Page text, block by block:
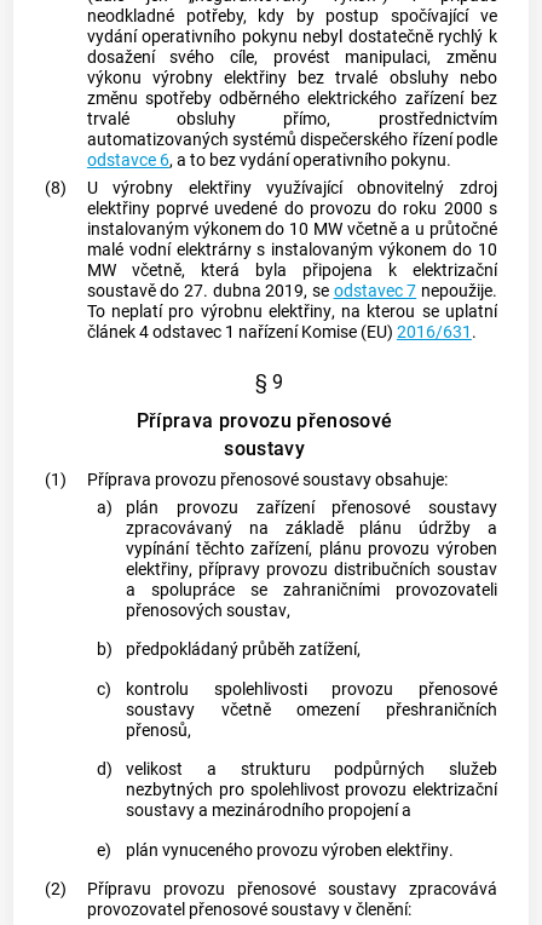
neodkladné potřeby, kdy by postup spočívající ve
vydání operativního pokynu nebyl dostatečně rychlý k
dosažení svého cíle, provést manipulaci, změnu
výkonuvýrobny elektřiny bez trvalé obsluhy nebo
změnu spotřeby odběrného elektrického zařízení bez
trvalé obsluhy přímo, prostřednictvím
automatizovaných systémů dispečerského řízení podle
odstavce 6, a to bez vydání operativního pokynu.
(8)
Uvýrobny elektřinyvyužívající obnovitelný zdroj
elektřiny poprvé uvedené do provozu do roku 2000 s
instalovaným výkonem do 10 MW včetně a u průtočné
malé vodní elektrárny s instalovaným výkonem do 10
MW včetně, která byla připojena k elektrizační
soustavědo 27. dubna 2019, se odstavec 7 nepoužije.
To neplatí pro výrobnu elektřiny, na kterou se uplatní
článek 4 odstavec 1 nařízení Komise (EU) 2016/631 .
§ 9
Příprava provozu přenosové
soustavy
(1) Příprava provozu přenosové soustavyobsahuje:
a)
plán provozu zařízení přenosové soustavy
zpracovávaný na základě plánu údržby a
vypínání těchto zařízení, plánu provozu výroben
elektřiny, přípravy provozu distribučních soustav
a spolupráce se zahraničními provozovateli
přenosových soustav,
b)
předpokládaný průběh zatížení,
c)
kontrolu spolehlivosti provozu přenosové
soustavy včetně omezení přeshraničních
přenosů,
d)
velikost a strukturu podpůrných služeb
nezbytných pro spolehlivost provozu elektrizační
soustavya mezinárodního propojení a
e)
plán vynuceného provozuvýroben elektřiny.
(2)
Přípravu provozu přenosové soustavyzpracovává
provozovatel přenosové soustavyv členění: